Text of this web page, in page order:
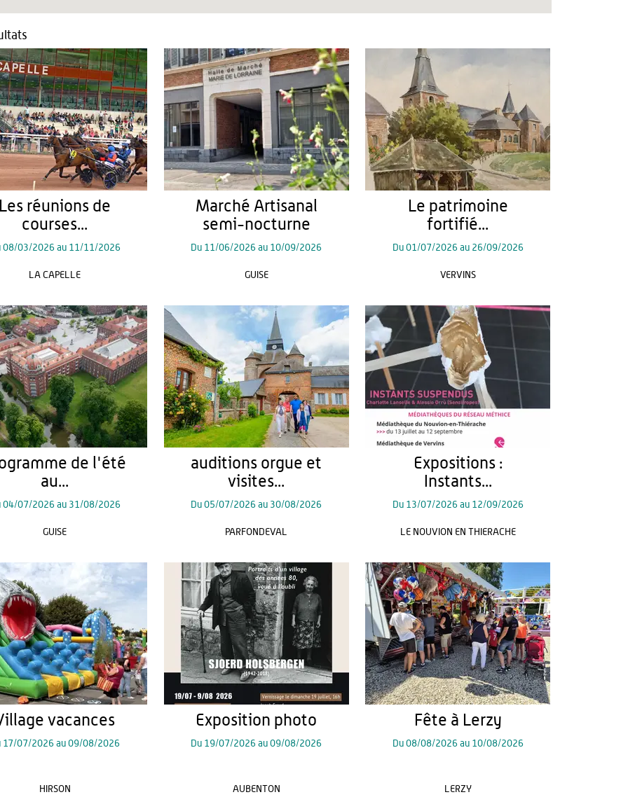
réunions de
courses...
08/03/2026 au 11/11/2026
LA CAPELLE
Marché Artisanal
semi-nocturne
Du 11/06/2026 au 10/09/2026
GUISE
Le patrimoine
fortifié...
Du 01/07/2026 au 26/09/2026
VERVINS
de l'été
au...
04/07/2026 au 31/08/2026
GUISE
auditions orgue et
visites...
Du05/07/2026 au 30/08/2026
PARFONDEVAL
Expositions :
Instants...
Du 13/07/2026 au 12/09/2026
LE NOUVION EN THIERACHE
vacances
17/07/2026 au09/08/2026
HIRSON
Exposition photo
Du 19/07/2026 au09/08/2026
AUBENTON
Fête à Lerzy
Du 08/08/2026 au 10/08/2026
LERZY